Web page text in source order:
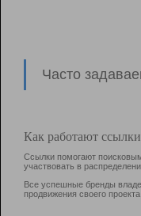
Часто
Как работают
Ссылки помогают
участвовать в
Все успешные бренды
продвижения своего проекта.